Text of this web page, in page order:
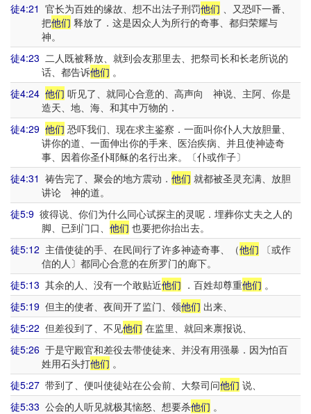
徒4:21 官长为百姓的缘故、想不出法子刑罚他们 、又恐吓一番、
把他们 释放了．这是因众人为所行的奇事、都归荣耀与
神。
徒4:23 二人既被释放、就到会友那里去、把祭司长和长老所说的
话、都告诉他们 。
徒4:24 他们 听见了、就同心合意的、高声向 神说、主阿、你是
造天、地、海、和其中万物的．
徒4:29 他们 恐吓我们、现在求主鉴察．一面叫你仆人大放胆量、
讲你的道、一面伸出你的手来、医治疾病、并且使神迹奇
事、因着你圣仆耶稣的名行出来。〔仆或作子〕
徒4:31 祷告完了、聚会的地方震动． 他们 就都被圣灵充满、放胆
讲论 神的道。
徒5:9 彼得说、你们为什么同心试探主的灵呢．埋葬你丈夫之人的
脚、已到门口、 他们 也要把你抬出去。
徒5:12 主借使徒的手、在民间行了许多神迹奇事、（他们 〔或作
信的人〕都同心合意的在所罗门的廊下。
徒5:13 其余的人、没有一个敢贴近他们 ．百姓却尊重他们 。
徒5:19 但主的使者、夜间开了监门、领他们 出来、
徒5:22 但差役到了、不见他们 在监里、就回来禀报说、
徒5:26 于是守殿官和差役去带使徒来、并没有用强暴．因为怕百
姓用石头打他们 。
徒5:27 带到了、便叫使徒站在公会前、大祭司问他们 说、
徒5:33 公会的人听见就极其恼怒、想要杀他们 。